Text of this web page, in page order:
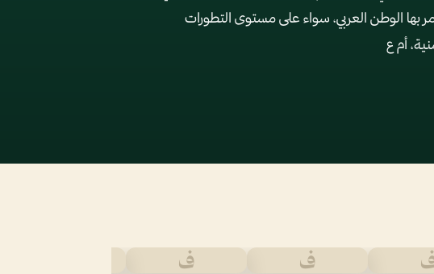
بها الوطن العربي، سواء على مستوى التطورات
أم ع
ف ف